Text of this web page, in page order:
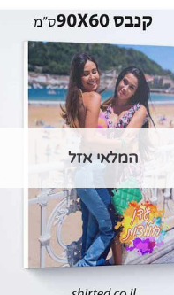
המלאי אזל